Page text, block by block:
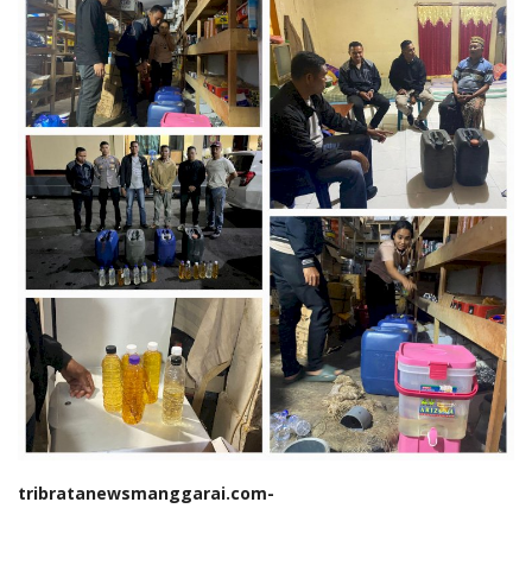
tribratanewsmanggarai.com-